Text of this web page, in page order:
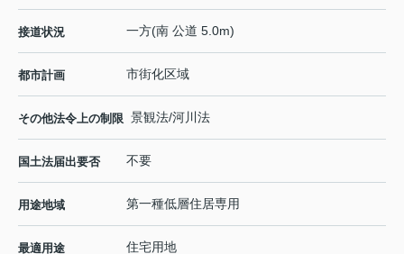
接道状況 一方(南 公道 5.0m)
都市計画 市街化区域
その他法令上の制限 景観法/河川法
国土法届出要否 不要
用途地域 第一種低層住居専用
最適用途 住宅用地